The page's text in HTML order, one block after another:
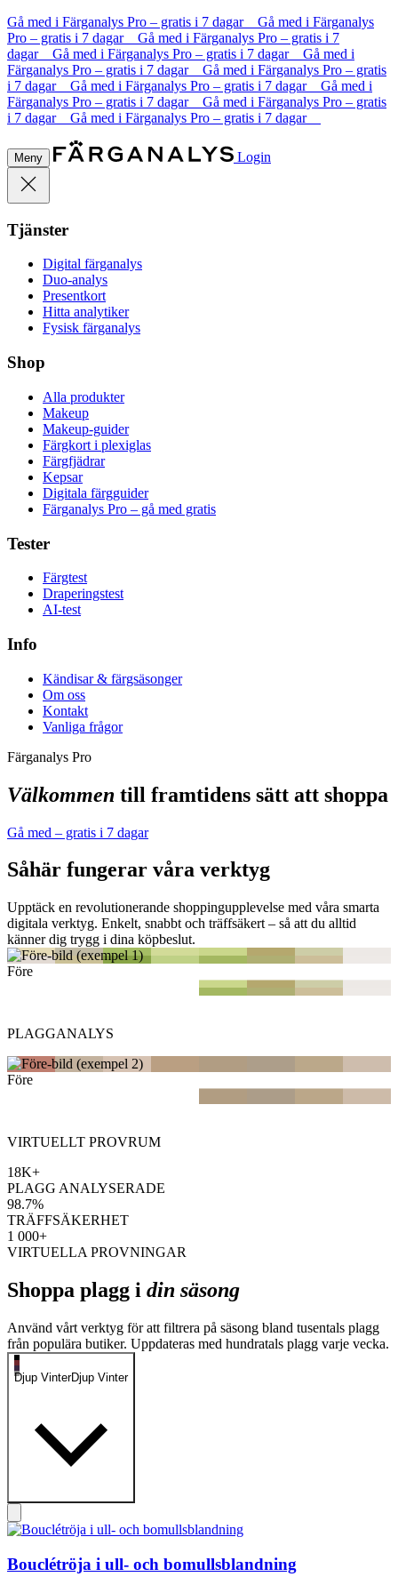
Gå med i Färganalys Pro – gratis i 7 dagar Gå med i Färganalys
Pro – gratis i 7 dagar Gå med i Färganalys Pro – gratis i 7
dagar Gå med i Färganalys Pro – gratis i 7 dagar Gå med i
Färganalys Pro – gratis i 7 dagar Gå med i Färganalys Pro – gratis
i 7 dagar Gå med i Färganalys Pro – gratis i 7 dagar Gå med i
Färganalys Pro – gratis i 7 dagar Gå med i Färganalys Pro – gratis
i 7 dagar Gå med i Färganalys Pro – gratis i 7 dagar
Meny Login
Tjänster
Digital färganalys
Duo-analys
Presentkort
Hitta analytiker
Fysisk färganalys
Shop
Alla produkter
Makeup
Makeup-guider
Färgkort i plexiglas
Färgfjädrar
Kepsar
Digitala färgguider
Färganalys Pro – gå med gratis
Tester
Färgtest
Draperingstest
AI-test
Info
Kändisar & färgsäsonger
Om oss
Kontakt
Vanliga frågor
Färganalys Pro
Välkommen till framtidens sätt att shoppa
Gå med – gratis i 7 dagar
Såhär fungerar våra verktyg
Upptäck en revolutionerande shoppingupplevelse med våra smarta
digitala verktyg. Enkelt, snabbt och träffsäkert – så att du alltid
känner dig trygg i dina köpbeslut.
Före
PLAGGANALYS
Före
VIRTUELLT PROVRUM
18K+
PLAGG ANALYSERADE
98.7%
TRÄFFSÄKERHET
1 000+
VIRTUELLA PROVNINGAR
Shoppa plagg i din säsong
Använd vårt verktyg för att filtrera på säsong bland tusentals plagg
från populära butiker. Uppdateras med hundratals plagg varje vecka.
Djup VinterDjup Vinter
Bouclétröja i ull- och bomullsblandning